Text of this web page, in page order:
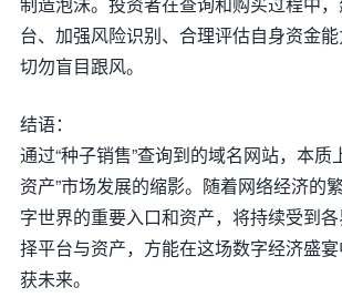
台、加强风险识别、合理评估自身资金能
切勿盲目跟风。
结语：
通过“种子销售”查询到的域名网站，本质
资产”市场发展的缩影。随着网络经济的
字世界的重要入口和资产，将持续受到
择平台与资产，方能在这场数字经济盛
获未来。